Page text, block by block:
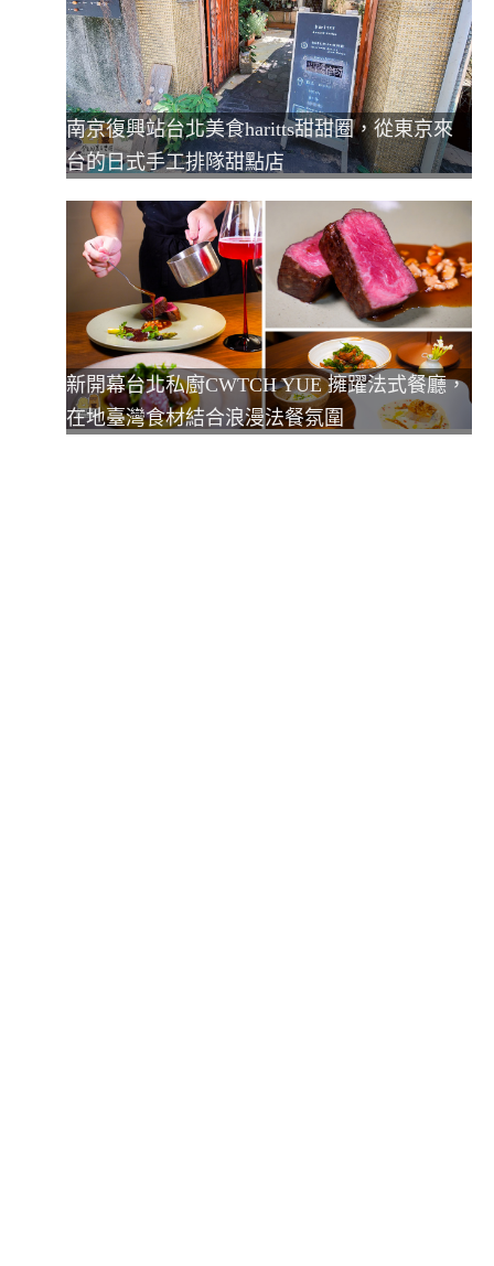
南京復興站台北美食haritts甜甜圈，從東京來
台的日式手工排隊甜點店
新開幕台北私廚CWTCH YUE 擁躍法式餐廳，
在地臺灣食材結合浪漫法餐氛圍